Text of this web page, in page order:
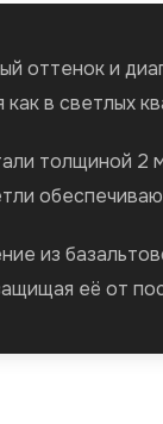
оттенок и
в светлых
толщиной
из
её от